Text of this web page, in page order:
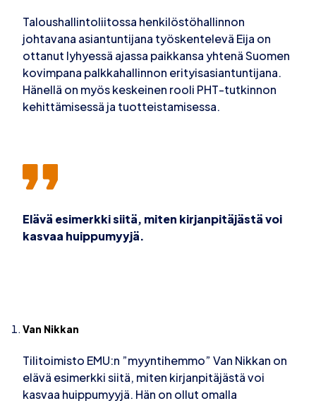
Taloushallintoliitossa henkilöstöhallinnon
johtavana asiantuntijana työskentelevä Eija on
ottanut lyhyessä ajassa paikkansa yhtenä Suomen
kovimpana palkkahallinnon erityisasiantuntijana.
Hänellä on myös keskeinen rooli PHT-tutkinnon
kehittämisessä ja tuotteistamisessa.
Elävä esimerkki siitä, miten kirjanpitäjästä voi
kasvaa huippumyyjä.
Van Nikkan
Tilitoimisto EMU:n ”myyntihemmo” Van Nikkan on
elävä esimerkki siitä, miten kirjanpitäjästä voi
kasvaa huippumyyjä. Hän on ollut omalla